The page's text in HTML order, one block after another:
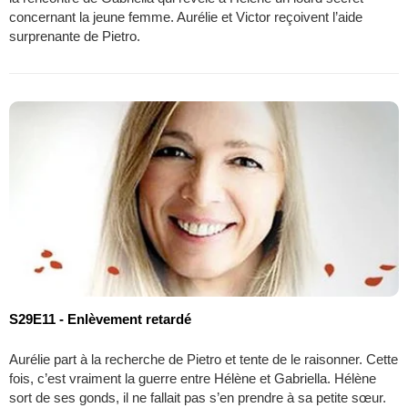
concernant la jeune femme. Aurélie et Victor reçoivent l’aide
surprenante de Pietro.
S29E11 - Enlèvement retardé
Aurélie part à la recherche de Pietro et tente de le raisonner. Cette
fois, c’est vraiment la guerre entre Hélène et Gabriella. Hélène
sort de ses gonds, il ne fallait pas s’en prendre à sa petite sœur.